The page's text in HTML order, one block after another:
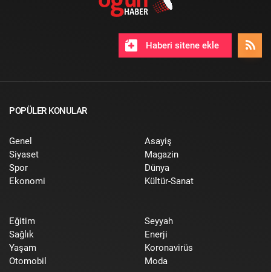
Haberi sitene ekle
POPÜLER KONULAR
Genel
Siyaset
Spor
Ekonomi
Asayiş
Magazin
Dünya
Kültür-Sanat
Eğitim
Sağlık
Yaşam
Otomobil
Seyyah
Enerji
Koronavirüs
Moda